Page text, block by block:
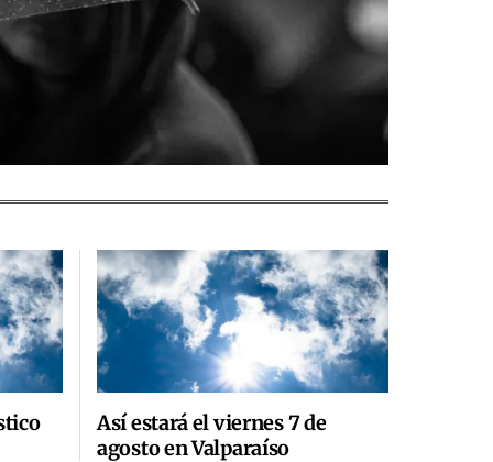
Así estará el viernes 7 de
agosto en Valparaíso